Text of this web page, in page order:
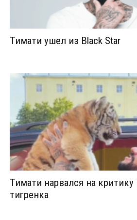
Тимати ушел из Black Star
Тимати нарвался на критику
тигренка